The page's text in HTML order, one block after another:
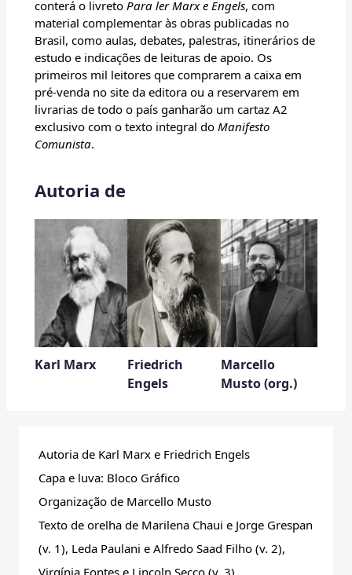
conterá o livreto Para ler Marx e Engels, com
material complementar às obras publicadas no
Brasil, como aulas, debates, palestras, itinerários de
estudo e indicações de leituras de apoio. Os
primeiros mil leitores que comprarem a caixa em
pré-venda no site da editora ou a reservarem em
livrarias de todo o país ganharão um cartaz A2
exclusivo com o texto integral do Manifesto
Comunista.
Autoria de
Karl Marx
Friedrich
Engels
Marcello
Musto (org.)
Autoria de Karl Marx e Friedrich Engels
Capa e luva: Bloco Gráfico
Organização de Marcello Musto
Texto de orelha de Marilena Chaui e Jorge Grespan
(v. 1), Leda Paulani e Alfredo Saad Filho (v. 2),